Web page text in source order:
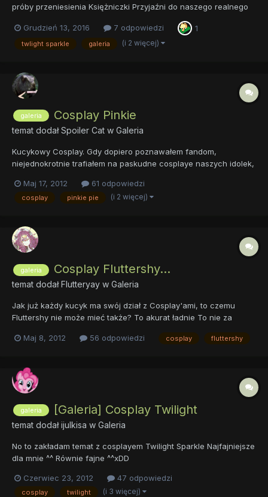
próby przeniesienia Księżniczki Przyjaźni do naszego realnego
Twilight jest niezdrowo ciekawa jak by wyglądała w naszym
świecie, gdyby przybrała ludzką formę, ale zachowała pewn...
Grudzień 13, 2016 7 odpowiedzi 1
twlight sparkle galeria (i 2 więcej)
galeria Cosplay Pinkie
temat dodałSpoiler Cat w Galeria
Kucykowy Cosplay. Gdy dopiero poznawałem fandom,
niejednokrotnie trafiałem na paskudne cosplaye naszych idolek,
Maj 17, 2012
61 odpowiedzi
cosplay pinkie pie (i 2 więcej)
galeria Cosplay Fluttershy...
temat dodałFlutteryay w Galeria
Jak już każdy kucyk ma swój dział z Cosplay'ami, to czemu
Fluttershy nie może mieć także? To akurat ładnie To nie za
Maj 8, 2012
56 odpowiedzi cosplay fluttershy
galeria [Galeria] Cosplay Twilight
temat dodałijulkisa w Galeria
No to zakładam temat z cosplayem Twilight Sparkle Najfajniejsze
dla mnie ^^ Równie fajne ^^xDD
Czerwiec 23, 2012 47 odpowiedzi
cosplay twilight (i 3 więcej)